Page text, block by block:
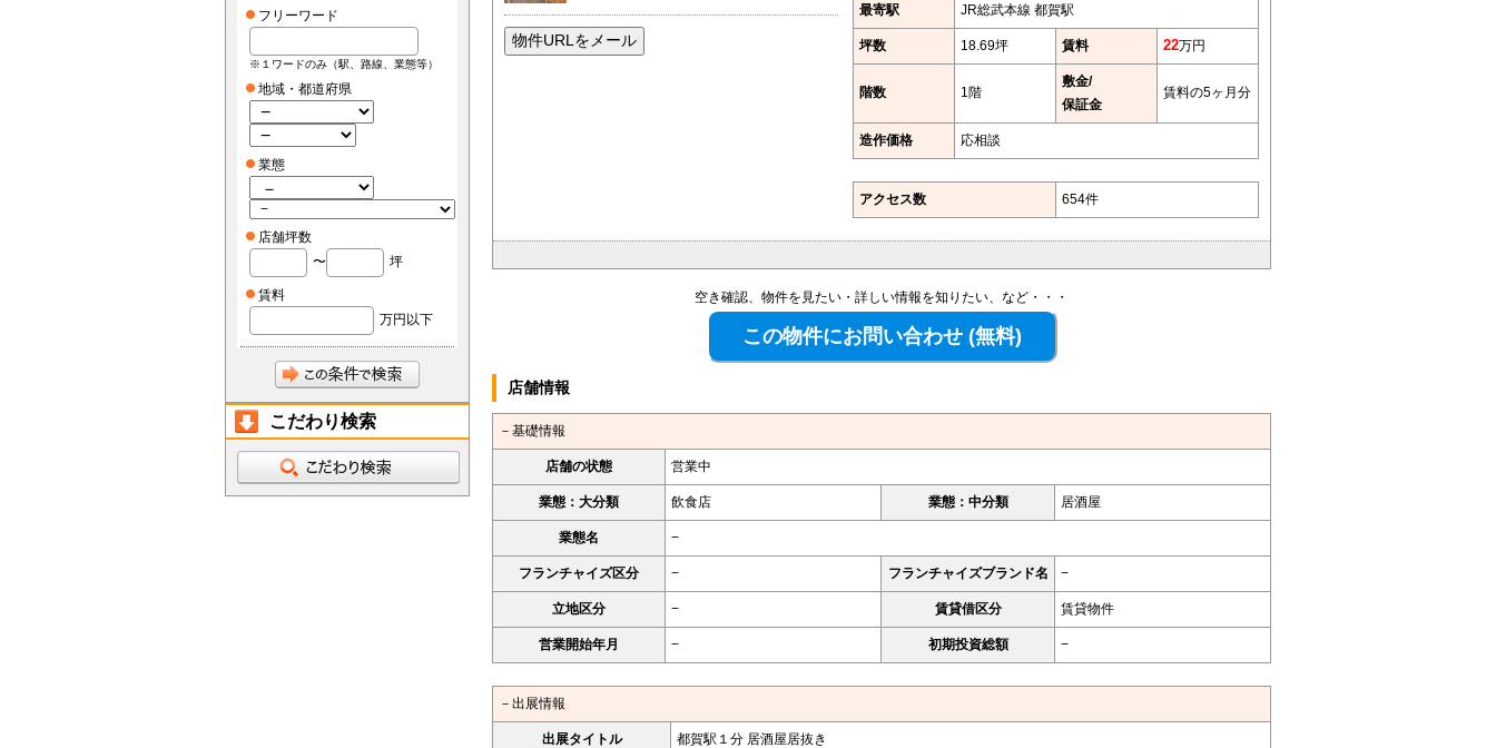
最寄駅 JR総武本線 都賀駅
坪数 18.69坪 賃料 22万円
階数 1階
敷金/
保証金
賃料の5ヶ月分
造作価格 応相談
アクセス数 654件
空き確認、物件を見たい・詳しい情報を知りたい、など・・・
店舗情報
－基礎情報
店舗の状態 営業中
業態：大分類 飲食店 業態：中分類 居酒屋
業態名 −
フランチャイズ区分 − フランチャイズブランド名 −
立地区分 − 賃貸借区分 賃貸物件
営業開始年月 − 初期投資総額 −
－出展情報
出展タイトル 都賀駅１分 居酒屋居抜き
フリーワード
※１ワードのみ（駅、路線、業態等）
地域・都道府県
業態
店舗坪数
〜
坪
賃料
万円以下
こだわり検索